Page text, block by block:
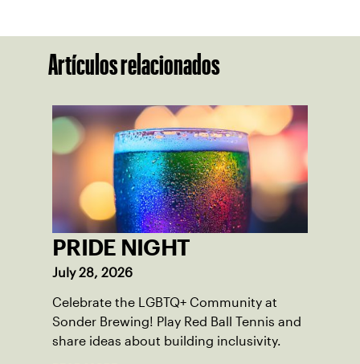
Artículos relacionados
PRIDE NIGHT
July 28, 2026
Celebrate the LGBTQ+ Community at
Sonder Brewing! Play Red Ball Tennis and
share ideas about building inclusivity.